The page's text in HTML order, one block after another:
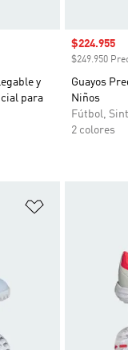
y
para
Precio de
$224.955
$249.950
Guayos
Niños
Fútbol,
2 colores